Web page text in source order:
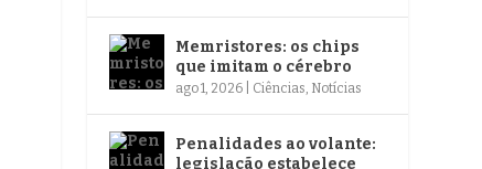
Memristores: os chips
que imitam o cérebro
ago 1, 2026 Ciências, Notícias
Penalidades ao volante:
legislação estabelece